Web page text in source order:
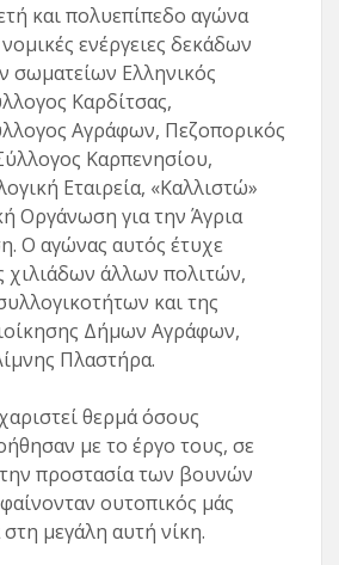
και πολυεπίπεδο αγώνα
ενέργειες δεκάδων
σωματείων Ελληνικός
Καρδίτσας,
Αγράφων, Πεζοπορικός
Καρπενησίου,
Εταιρεία, «Καλλιστώ»
Οργάνωση για την Άγρια
Ο αγώνας αυτός έτυχε
άλλων πολιτών,
και της
Δήμων Αγράφων,
Πλαστήρα.
θερμά όσους
με το έργο τους, σε
προστασία των βουνών
ουτοπικός μάς
μεγάλη αυτή νίκη.